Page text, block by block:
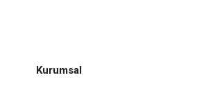
Kurumsal